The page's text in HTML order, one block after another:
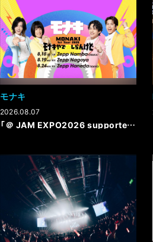
モナキ
2026.08.07
「＠ JAM EXPO2026 supported by UP-T」タイムテーブル発表